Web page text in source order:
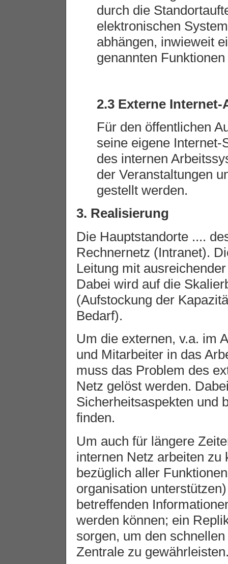
durch die
elektronischen
abhängen, inwieweit
genannten
2.3 Externe
Für den öffentlichen
seine eigene Internet-
des internen
der Veranstaltungen
gestellt werden.
3. Realisierung
Die Hauptstandorte ....
Rechnernetz (Intranet).
Leitung mit
Dabei wird auf die
(Aufstockung der
Bedarf).
Um die externen, v.a. im
und Mitarbeiter in das
muss das Problem des
Netz gelöst werden.
Sicherheitsaspekten und
finden.
Um auch für längere
internen Netz arbeiten zu
bezüglich aller
organisation
betreffenden
werden können; ein
sorgen, um den
Zentrale zu